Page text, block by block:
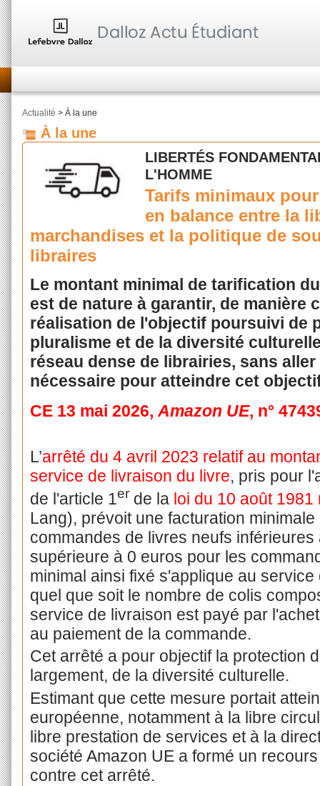
Actualité > À la une
À la une
LIBERTÉS
L'HOMME
Tarifs minimaux
en balance entre la
marchandises et la politique de
libraires
Le montant minimal de tarification
est de nature à garantir, de manière
réalisation de l'objectif poursuivi de
pluralisme et de la diversité
réseau dense de librairies, sans
nécessaire pour atteindre cet
CE 13 mai 2026,Amazon UE, n°
L’arrêté du 4 avril 2023 relatif au
service de livraison du livre, pris pour
de l'article 1erde la loi du 10 août
Lang), prévoit une facturation
commandes de livres neufs
supérieure à 0 euros pour les
minimal ainsi fixé s'applique au
quel que soit le nombre de colis
service de livraison est payé par
au paiement de la commande.
Cet arrêté a pour objectif la protection
largement, de la diversité culturelle.
Estimant que cette mesure portait
européenne, notamment à la libre
libre prestation de services et à la
société Amazon UE a formé un
contre cet arrêté.